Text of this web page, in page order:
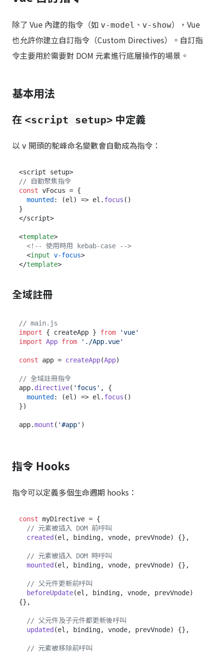
除了 Vue 內建的指令（如 v-model 、 v-show），Vue
也允許你建立自訂指令（Custom Directives）。自訂指
令主要用於需要對 DOM 元素進行底層操作的場景。
基本用法
在 <script setup> 中定義
以 v 開頭的駝峰命名變數會自動成為指令：
// 自動聚焦指令
const vFocus = {
mounted : (el ) => el. focus ()
}
</script>
<template>
<!-- 使用時用 kebab-case -->
<input v-focus>
</template>
全域註冊
// main.js
import { createApp } from
'vue'
import App from './App.vue'
const app = createApp(App)
// 全域註冊指令
app. directive( 'focus' , {
mounted: (el ) => el. focus ()
})
app.mount ( '#app'
指令 Hooks
指令可以定義多個生命週期 hooks：
const myDirective = {
// 元素被插入 DOM 前呼叫
created (el, binding, vnode, prevVnode) {},
// 元素被插入 DOM 時呼叫
mounted (el, binding, vnode, prevVnode) {},
// 父元件更新前呼叫
beforeUpdate(el, binding, vnode, prevVnode)
{},
// 父元件及子元件都更新後呼叫
updated (el, binding, vnode, prevVnode) {},
// 元素被移除前呼叫